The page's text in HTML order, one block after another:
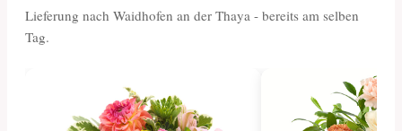
Lieferung nach Waidhofen an der Thaya - bereits am selben
Tag.